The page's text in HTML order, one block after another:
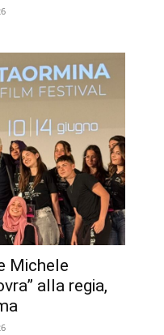
Michele
alla regia,